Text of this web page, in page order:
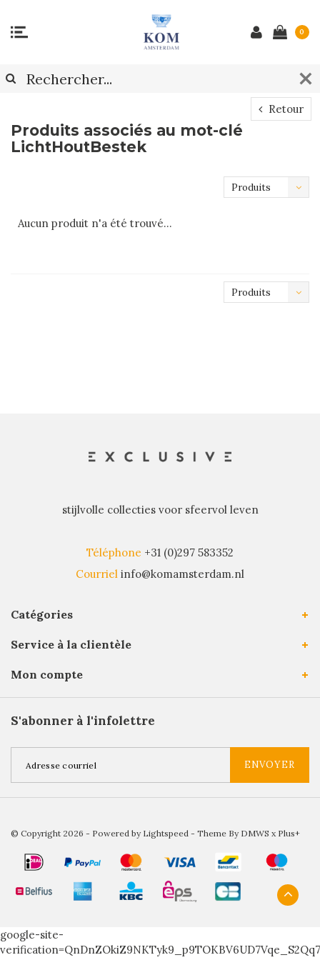
0
Retour
Produits associés au mot-clé
LichtHoutBestek
Produits
Aucun produit n'a été trouvé...
Produits
stijlvolle collecties voor sfeervol leven
Téléphone +31 (0)297 583352
Courriel info@komamsterdam.nl
Catégories
Service à la clientèle
Mon compte
S'abonner à l'infolettre
ENVOYER
© Copyright 2026 - Powered by Lightspeed - Theme By DMWS x Plus+
google-site-